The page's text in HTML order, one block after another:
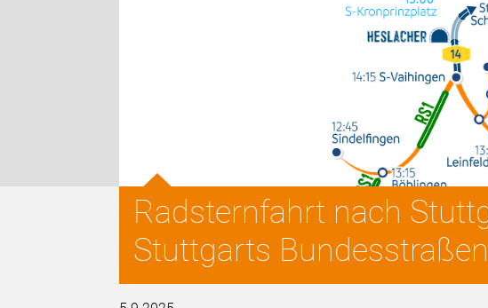
Radsternfahrt nach
Stuttgarts Bundesstraßen